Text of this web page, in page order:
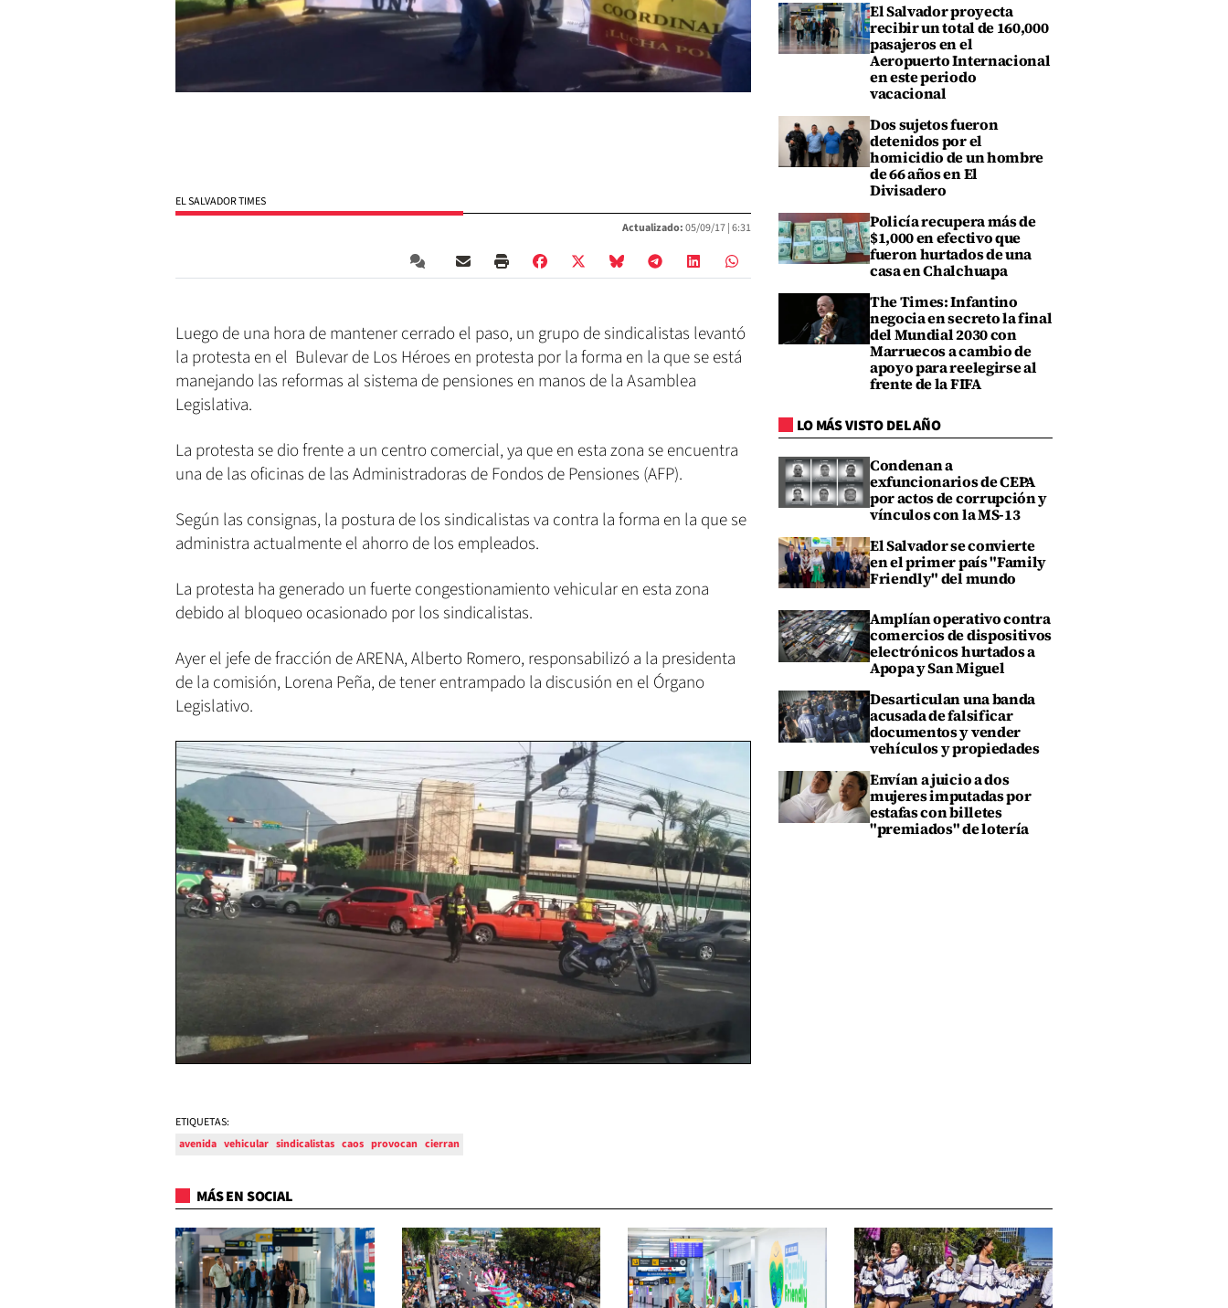
EL SALVADOR TIMES
Actualizado:05/09/17 |6:31
Luego de una hora de mantener cerrado el paso, un grupo de sindicalistas levantó
la protesta en el Bulevar de Los Héroes en protesta por la forma en la que se está
manejando las reformas al sistema de pensiones en manos de la Asamblea
Legislativa.
La protesta se dio frente a un centro comercial, ya que en esta zona se encuentra
una de las oficinas de las Administradoras de Fondos de Pensiones (AFP).
Según las consignas, la postura de los sindicalistas va contra la forma en la que se
administra actualmente el ahorro de los empleados.
La protesta ha generado un fuerte congestionamiento vehicular en esta zona
debido al bloqueo ocasionado por los sindicalistas.
Ayer el jefe de fracción de ARENA, Alberto Romero, responsabilizó a la presidenta
de la comisión, Lorena Peña, de tener entrampado la discusión en el Órgano
Legislativo.
ETIQUETAS:
avenida vehicular sindicalistas caos provocan cierran
El Salvador proyecta
recibir un total de 160,000
pasajeros en el
Aeropuerto Internacional
en este periodo
vacacional
Dos sujetos fueron
detenidos por el
homicidio de un hombre
de 66 años en El
Divisadero
Policía recupera más de
$1,000 en efectivo que
fueron hurtados de una
casa en Chalchuapa
The Times: Infantino
negocia en secreto la final
del Mundial 2030 con
Marruecos a cambio de
apoyo para reelegirse al
frente de la FIFA
LO MÁS VISTO DEL AÑO
Condenan a
exfuncionarios de CEPA
por actos de corrupción y
vínculos con la MS-13
El Salvador se convierte
en el primer país "Family
Friendly" del mundo
Amplían operativo contra
comercios de dispositivos
electrónicos hurtados a
Apopa y San Miguel
Desarticulan una banda
acusada de falsificar
documentos y vender
vehículos y propiedades
Envían a juicio a dos
mujeres imputadas por
estafas con billetes
"premiados" de lotería
MÁS EN SOCIAL